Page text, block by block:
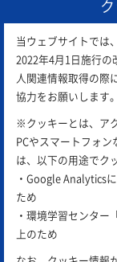
アスエコ会員
当ウェブサイトでは
2022年4月1日施行
人関連情報取得の際
協力をお願いします。
※クッキーとは、ア
PCやスマートフォ
は、以下の用途でク
・Google Analytics
ため
・環境学習センター
上のため
サイトポリ